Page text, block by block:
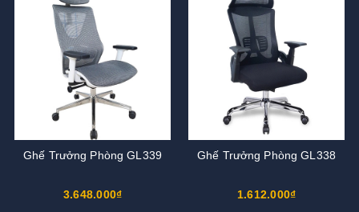
Ghế Trưởng Phòng GL339
3.648.000₫
Ghế Trưởng Phòng GL338
1.612.000₫